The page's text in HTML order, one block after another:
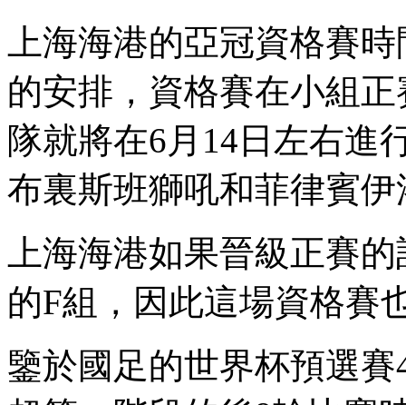
上海海港的亞冠資格賽時
的安排，資格賽在小組
隊就將在6月14日左右進行
布裏斯班獅吼和菲律賓伊洛
上海海港如果晉級正賽的
的F組 ，因此這場資格賽
鑒於國足的世界杯預選賽